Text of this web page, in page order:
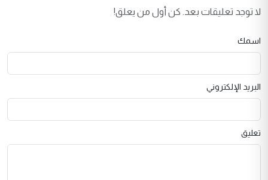
لا توجد تعليقات بعد. كن أول من يعلق!
اسمك
البريد الإلكتروني
تعليق